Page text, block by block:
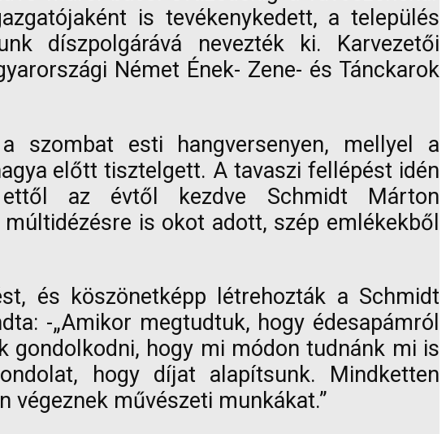
is tevékenykedett, a település
díszpolgárává nevezték ki. Karvezetői
Német Ének- Zene- és Tánckarok
szombat esti hangversenyen, mellyel a
előtt tisztelgett. A tavaszi fellépést idén
ettől az évtől kezdve Schmidt Márton
is okot adott, szép emlékekből
és köszönetképp létrehozták a Schmidt
-„Amikor megtudtuk, hogy édesapámról
gondolkodni, hogy mi módon tudnánk mi is
hogy díjat alapítsunk. Mindketten
végeznek művészeti munkákat.”